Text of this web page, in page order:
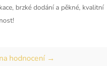
brzké dodání a pěkné, kvalitní
hodnocení →